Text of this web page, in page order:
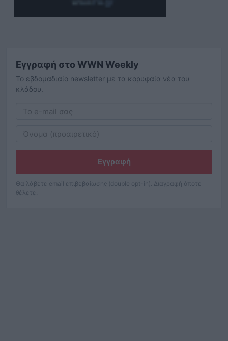
Εγγραφή στο WWN Weekly
Το εβδομαδιαίο newsletter με τα κορυφαία νέα του
κλάδου.
Εγγραφή
Θα λάβετε email επιβεβαίωσης (double opt-in). Διαγραφή όποτε
θέλετε.